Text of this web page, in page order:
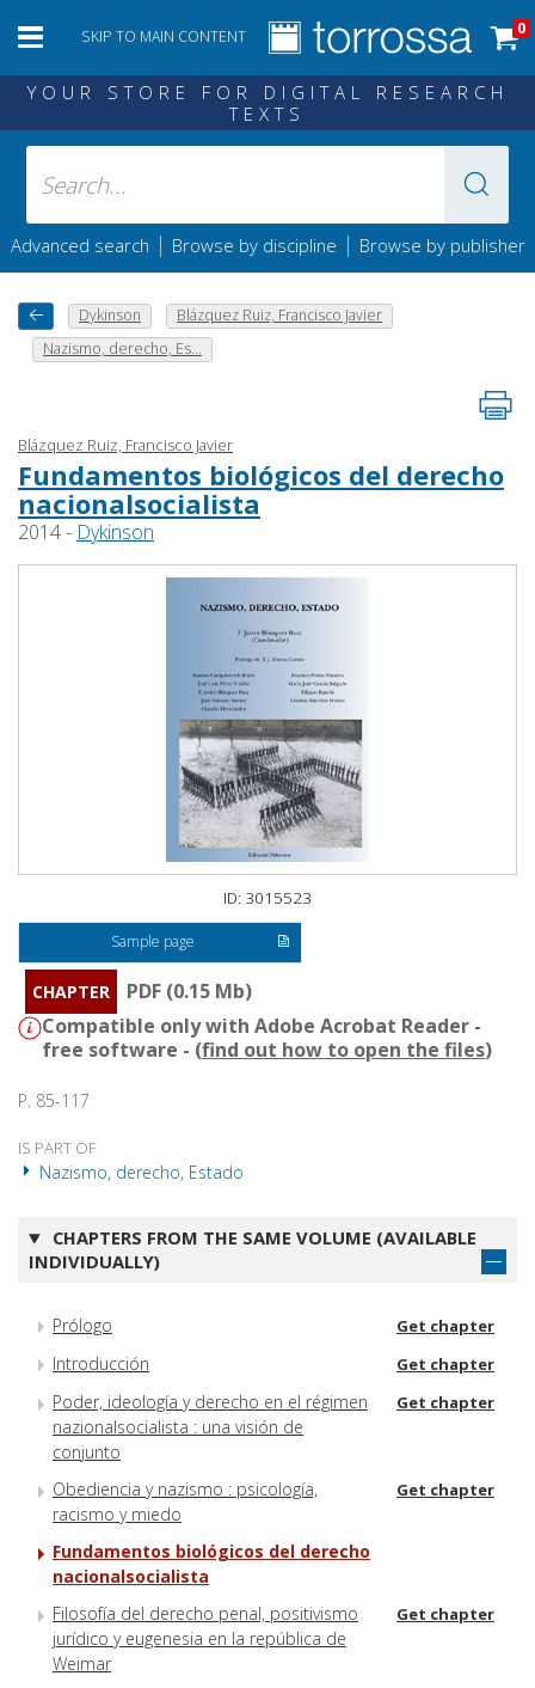
SKIP TO MAIN CONTENT 0
YOUR STORE FOR DIGITAL RESEARCH
TEXTS
Advanced search | Browse by discipline | Browse by publisher
Dykinson
Blázquez Ruiz, Francisco Javier
Nazismo, derecho, Es...
Blázquez Ruiz, Francisco Javier
Fundamentos biológicos del derecho
nacionalsocialista
2014 - Dykinson
ID: 3015523
Sample page
CHAPTER
PDF (0.15 Mb)
Compatible only with Adobe Acrobat Reader -
free software - (find out how to open the files)
P. 85-117
IS PART OF
Nazismo, derecho, Estado
CHAPTERS FROM THE SAME VOLUME (AVAILABLE
INDIVIDUALLY)
Prólogo Get chapter
Introducción Get chapter
Poder, ideología y derecho en el régimen
nazionalsocialista : una visión de
conjunto
Get chapter
Obediencia y nazismo : psicología,
racismo y miedo
Get chapter
Fundamentos biológicos del derecho
nacionalsocialista
Filosofía del derecho penal, positivismo
jurídico y eugenesia en la república de
Weimar
Get chapter